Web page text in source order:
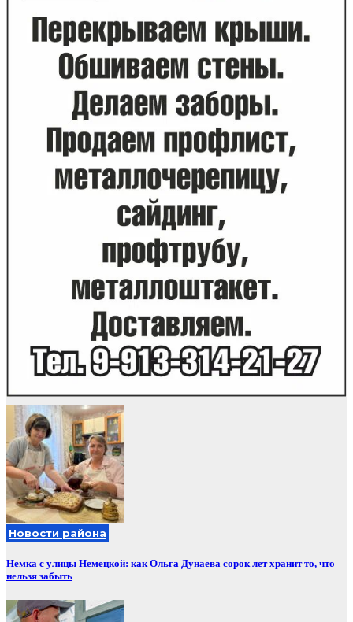
Новости района
Немка с улицы Немецкой: как Ольга Дунаева сорок лет хранит то, что
нельзя забыть